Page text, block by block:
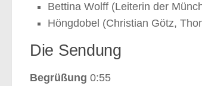
Bettina Wolff (Leiterin der
Höngdobel (Christian Götz,
Die Sendung
Begrüßung 0:55